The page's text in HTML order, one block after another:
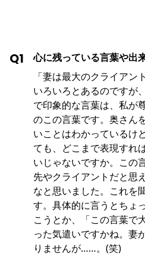
Q1
心に残っている言葉や出
「妻は最大のクライアン
いろいろとあるのですが
で印象的な言葉は、私が
のこの言葉です。奥さん
いことはわかっているけ
ても、どこまで表現すれ
いじゃないですか。この
先やクライアントだと思
なと思いました。これを
す。具体的に言うとちょ
こうとか、「この言葉で
った気遣いですかね。妻
りませんが……。(笑)